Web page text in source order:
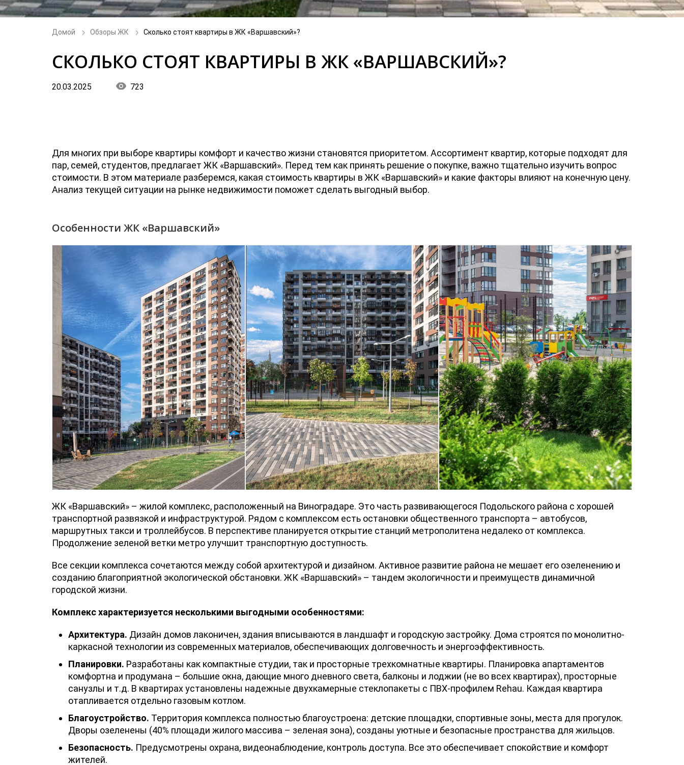
Домой Обзоры ЖК Сколько стоят квартиры в ЖК «Варшавский»?
СКОЛЬКО СТОЯТ КВАРТИРЫ В ЖК «ВАРШАВСКИЙ»?
20.03.2025 723
Для многих при выборе квартиры комфорт и качество жизни становятся приоритетом. Ассортимент квартир, которые подходят для
пар, семей, студентов, предлагает ЖК «Варшавский». Перед тем как принять решение о покупке, важно тщательно изучить вопрос
стоимости. В этом материале разберемся, какая стоимость квартиры в ЖК «Варшавский» и какие факторы влияют на конечную цену.
Анализ текущей ситуации на рынке недвижимости поможет сделать выгодный выбор.
Особенности ЖК «Варшавский»
ЖК «Варшавский» – жилой комплекс, расположенный на Виноградаре. Это часть развивающегося Подольского района с хорошей
транспортной развязкой и инфраструктурой. Рядом с комплексом есть остановки общественного транспорта – автобусов,
маршрутных такси и троллейбусов. В перспективе планируется открытие станций метрополитена недалеко от комплекса.
Продолжение зеленой ветки метро улучшит транспортную доступность.
Все секции комплекса сочетаются между собой архитектурой и дизайном. Активное развитие района не мешает его озеленению и
созданию благоприятной экологической обстановки. ЖК «Варшавский» – тандем экологичности и преимуществ динамичной
городской жизни.
Комплекс характеризуется несколькими выгодными особенностями:
Архитектура. Дизайн домов лаконичен, здания вписываются в ландшафт и городскую застройку. Дома строятся по монолитно-
каркасной технологии из современных материалов, обеспечивающих долговечность и энергоэффективность.
Планировки. Разработаны как компактные студии, так и просторные трехкомнатные квартиры. Планировка апартаментов
комфортна и продумана – большие окна, дающие много дневного света, балконы и лоджии (не во всех квартирах), просторные
санузлы и т.д. В квартирах установлены надежные двухкамерные стеклопакеты с ПВХ-профилем Rehau. Каждая квартира
отапливается отдельно газовым котлом.
Благоустройство. Территория комплекса полностью благоустроена: детские площадки, спортивные зоны, места для прогулок.
Дворы озеленены (40% площади жилого массива – зеленая зона), созданы уютные и безопасные пространства для жильцов.
Безопасность. Предусмотрены охрана, видеонаблюдение, контроль доступа. Все это обеспечивает спокойствие и комфорт
жителей.